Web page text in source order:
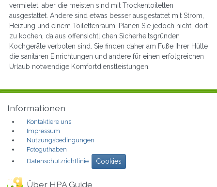
vermietet, aber die meisten sind mit Trockentoiletten
ausgestattet. Andere sind etwas besser ausgestattet mit Strom,
Heizung und einem Toilettenraum. Planen Sie jedoch nicht, dort
zu kochen, da aus offensichtlichen Sicherheitsgründen
Kochgeräte verboten sind. Sie finden daher am Fuße Ihrer Hütte
die sanitären Einrichtungen und andere für einen erfolgreichen
Urlaub notwendige Komfortdienstleistungen.
Informationen
Kontaktiere uns
Impressum
Nutzungsbedingungen
Fotoguthaben
Datenschutzrichtlinie
Cookies
Über HPA Guide